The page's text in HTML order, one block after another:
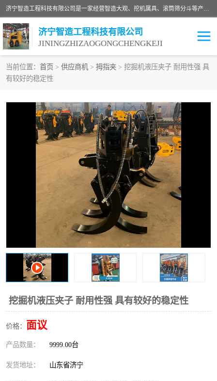
济宁智造工程科技有限公司是一家经营智造大观、挖机属具、滚筒筛分斗等产品的滑移装载机厂家。济宁智造工程科技有限公司奉行以质量赢得用户，诚信为本，互利共赢的宗旨，依靠雄厚的技术力量，科学的管理制度，先进的加工检测设备，始终坚持以客户为中心，免费咨询！
济宁智造工程科技有限公司
JININGZHIZAOGONGCHENGKEJI
当前位置： 首页 > 供应商机 > 拇指夹 > 挖掘机液压夹子 耐用性强 具
有较好的稳定性
挖掘机液压夹子 耐用性强 具有较好的稳定性
价格： 面议
产品数量： 9999.00台
发货地址： 山东省济宁
振动夯
铣挖机 移动破碎机
滚筒筛分斗 粉碎钳
土壤修复
开沟机
伐木机 破碎机
压路机
枕木机 滑移装载机
清扫器 割草机
挖树机 拓荒机
滚筒筛
挖掘机破碎斗